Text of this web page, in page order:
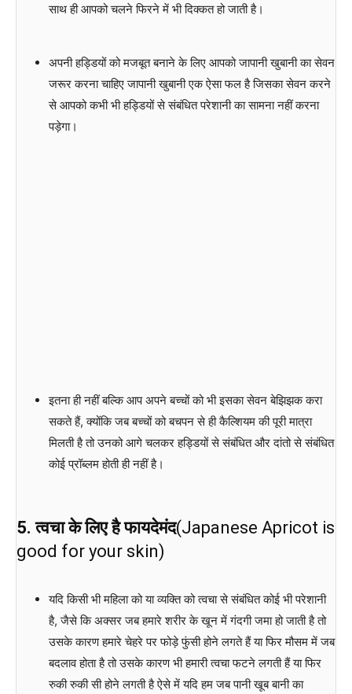
साथ ही आपको चलने फिरने में भी दिक्कत हो जाती है।
अपनी हड्डियों को मजबूत बनाने के लिए आपको जापानी खुबानी का सेवन
जरूर करना चाहिए जापानी खुबानी एक ऐसा फल है जिसका सेवन करने
से आपको कभी भी हड्डियों से संबंधित परेशानी का सामना नहीं करना
पड़ेगा।
इतना ही नहीं बल्कि आप अपने बच्चों को भी इसका सेवन बेझिझक करा
सकते हैं, क्योंकि जब बच्चों को बचपन से ही कैल्शियम की पूरी मात्रा
मिलती है तो उनको आगे चलकर हड्डियों से संबंधित और दांतो से संबंधित
कोई प्रॉब्लम होती ही नहीं है।
5. त्वचा के लिए है फायदेमंद(Japanese Apricot is
good for your skin)
यदि किसी भी महिला को या व्यक्ति को त्वचा से संबंधित कोई भी परेशानी
है, जैसे कि अक्सर जब हमारे शरीर के खून में गंदगी जमा हो जाती है तो
उसके कारण हमारे चेहरे पर फोड़े फुंसी होने लगते हैं या फिर मौसम में जब
बदलाव होता है तो उसके कारण भी हमारी त्वचा फटने लगती हैं या फिर
रुकी रुकी सी होने लगती है ऐसे में यदि हम जब पानी खूब बानी का